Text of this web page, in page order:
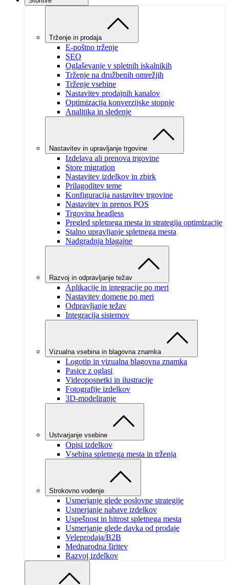
Trženje in prodaja
E-poštno trženje
SEO
Oglaševanje v spletnih iskalnikih
Trženje na družbenih omrežjih
Trženje vsebine
Nastavitev prodajnih kanalov
Optimizacija konverzijske stopnje
Analitika in sledenje
Nastavitev in upravljanje trgovine
Izdelava ali prenova trgovine
Store migration
Nastavitev izdelkov in zbirk
Prilagoditev teme
Konfiguracija nastavitev trgovine
Nastavitev in prenos POS
Trgovina headless
Pregled spletnega mesta in strategija optimizacije
Stalno upravljanje spletnega mesta
Nadgradnja blagajne
Razvoj in odpravljanje težav
Aplikacije in integracije po meri
Nastavitev domene po meri
Odpravljanje težav
Integracija sistemov
Vizualna vsebina in blagovna znamka
Logotip in vizualna blagovna znamka
Pasice z oglasi
Videoposnetki in ilustracije
Fotografije izdelkov
3D-modeliranje
Ustvarjanje vsebine
Opisi izdelkov
Vsebina spletnega mesta in trženja
Strokovno vodenje
Usmerjanje glede poslovne strategije
Usmerjanje nabave izdelkov
Uspešnost in hitrost spletnega mesta
Usmerjanje glede davka od prodaje
Veleprodaja/B2B
Mednarodna širitev
Razvoj izdelkov